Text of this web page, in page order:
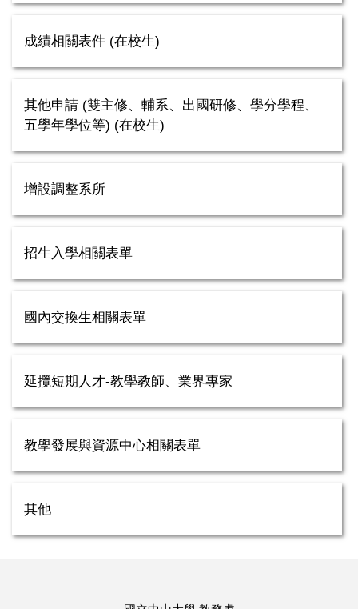
成績相關表件 (在校生)
其他申請 (雙主修、輔系、出國研修、學分學程、
五學年學位等) (在校生)
增設調整系所
招生入學相關表單
國內交換生相關表單
延攬短期人才-教學教師、業界專家
教學發展與資源中心相關表單
其他